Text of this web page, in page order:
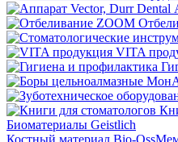
VITA
Биоматериалы Geistlich